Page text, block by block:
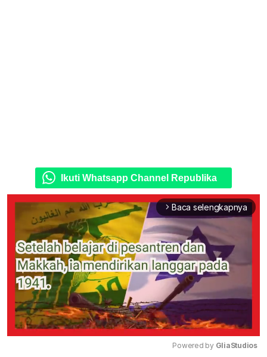
Ikuti Whatsapp Channel Republika
arrow_forward_ios Baca selengkapnya
Powered by GliaStudios